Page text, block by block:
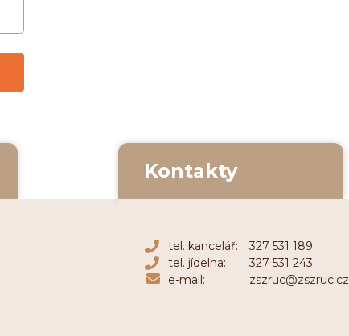
Kontakty
tel. kancelář:
327 531 189
tel. jídelna:
327 531 243
e-mail:
zszruc@zszruc.cz